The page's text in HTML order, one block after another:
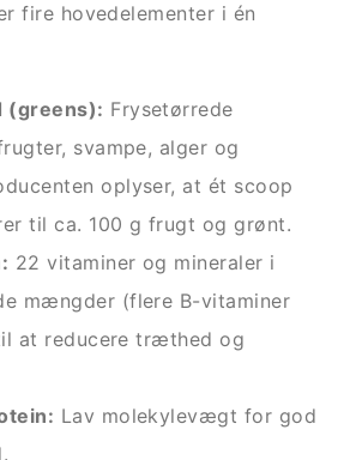
fire hovedelementer i én
(greens): Frysetørrede
svampe, alger og
oplyser, at ét scoop
til ca. 100 g frugt og grønt.
22 vitaminer og mineraler i
mængder (flere B-vitaminer
at reducere træthed og
Lav molekylevægt for god